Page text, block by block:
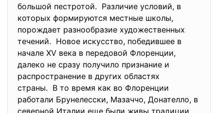
большой пестротой. Различие условий, в
которых формируются местные школы,
порождает разнообразие художественных
течений. Новое искусство, победившее в
начале XV века в передовой Флоренции,
далеко не сразу получило признание и
распространение в других областях
страны. В то время как во Флоренции
работали Брунелесски, Мазаччо, Донателло, в
северной Италии еще были живы традиции